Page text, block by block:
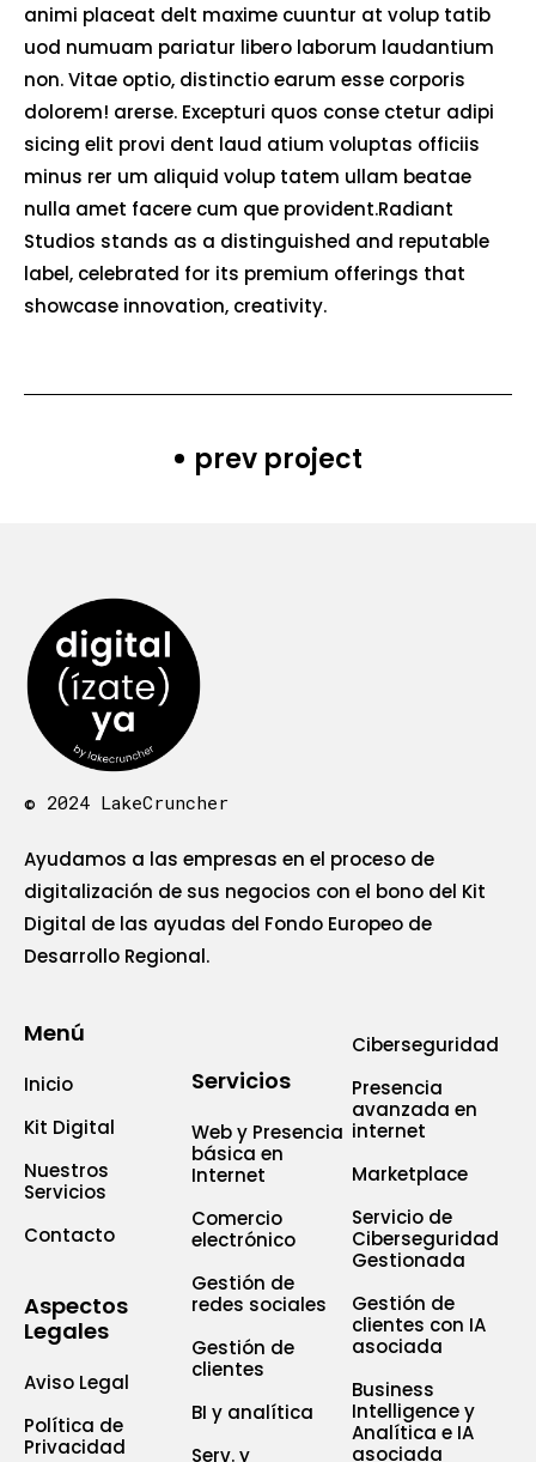
animi placeat delt maxime cuuntur at volup tatib
uod numuam pariatur libero laborum laudantium
non. Vitae optio, distinctio earum esse corporis
dolorem! arerse. Excepturi quos conse ctetur adipi
sicing elit provi dent laud atium voluptas officiis
minus rer um aliquid volup tatem ullam beatae
nulla amet facere cum que provident.Radiant
Studios stands as a distinguished and reputable
label, celebrated for its premium offerings that
showcase innovation, creativity.
prev project
© 2024 LakeCruncher
Ayudamos a las empresas en el proceso de
digitalización de sus negocios con el bono del Kit
Digital de las ayudas del Fondo Europeo de
Desarrollo Regional.
Menú
Inicio
Kit Digital
Nuestros
Servicios
Contacto
Aspectos
Legales
Aviso Legal
Política de
Privacidad
Servicios
Web y Presencia
básica en
Internet
Comercio
electrónico
Gestión de
redes sociales
Gestión de
clientes
BI y analítica
Serv. y
Ciberseguridad
Presencia
avanzada en
internet
Marketplace
Servicio de
Ciberseguridad
Gestionada
Gestión de
clientes con IA
asociada
Business
Intelligence y
Analítica e IA
asociada